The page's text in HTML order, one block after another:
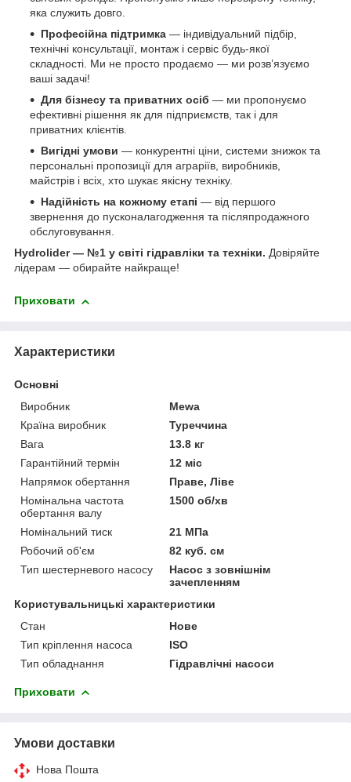
яка служить довго.
Професійна підтримка — індивідуальний підбір,
технічні консультації, монтаж і сервіс будь-якої
складності. Ми не просто продаємо — ми розв’язуємо
ваші задачі!
Для бізнесу та приватних осіб — ми пропонуємо
ефективні рішення як для підприємств, так і для
приватних клієнтів.
Вигідні умови — конкурентні ціни, системи знижок та
персональні пропозиції для аграріїв, виробників,
майстрів і всіх, хто шукає якісну техніку.
Надійність на кожному етапі — від першого
звернення до пусконалагодження та післяпродажного
обслуговування.
Hydrolider — №1 у світі гідравліки та техніки. Довіряйте
лідерам — обирайте найкраще!
Приховати
Характеристики
Основні
Виробник
Mewa
Країна виробник
Туреччина
Вага
13.8 кг
Гарантійний термін
12 міс
Напрямок обертання
Праве, Ліве
Номінальна частота
обертання валу
1500 об/хв
Номінальний тиск
21 МПа
Робочий об'єм
82 куб. см
Тип шестерневого насосу
Насос з зовнішнім
зачепленням
Користувальницькі характеристики
Стан
Нове
Тип кріплення насоса
ISO
Тип обладнання
Гідравлічні насоси
Приховати
Умови доставки
Нова Пошта